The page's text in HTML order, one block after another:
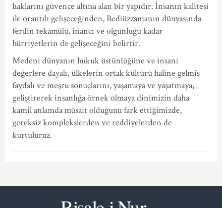
haklarını güvence altına alan bir yapıdır. İnsanın kalitesi
ile orantılı gelişeceğinden, Bediüzzamanın dünyasında
ferdin tekamülü, inancı ve olgunluğu kadar
hürriyetlerin de gelişeceğini belirtir.
Medeni dünyanın hukuk üstünlüğüne ve insani
değerlere dayalı, ülkelerin ortak kültürü haline gelmiş
faydalı ve meşru sonuçlarını, yaşamaya ve yaşatmaya,
geliştirerek insanlığa örnek olmaya dinimizin daha
kamil anlamda müsait olduğunu fark ettiğimizde,
gereksiz komplekslerden ve reddiyelerden de
kurtuluruz.